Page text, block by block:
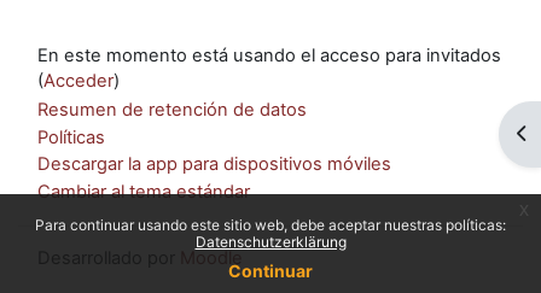
Para continuar usando este sitio web, debe aceptar nuestras políticas:
Datenschutzerklärung
Continuar
En este momento está usando el acceso para invitados
(Acceder)
Resumen de retención de datos
Políticas
Descargar la app para dispositivos móviles
Cambiar al tema estándar